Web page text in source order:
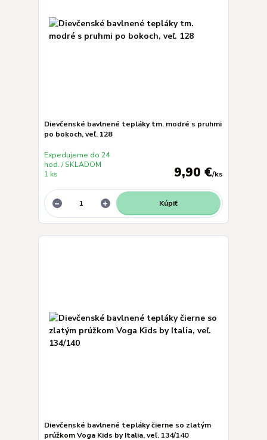
Dievčenské bavlnené tepláky tm. modré s pruhmi
po bokoch, veľ. 128
9,90 €/ks
Expedujeme do 24
hod. / SKLADOM
1 ks
Kúpiť
Dievčenské bavlnené tepláky čierne so zlatým
prúžkom Voga Kids by Italia, veľ. 134/140